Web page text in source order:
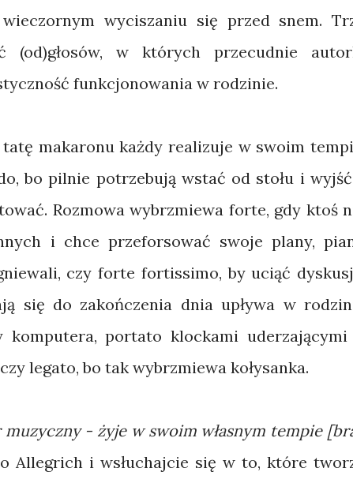
wyciszaniu się przed snem.
(od)głosów, w których przecudnie
funkcjonowania w rodzinie.
makaronu każdy realizuje w swoim
bo pilnie potrzebują wstać od stołu i
Rozmowa wybrzmiewa forte, gdy ktoś
i chce przeforsować swoje plany,
czy forte fortissimo, by uciąć
się do zakończenia dnia upływa w
portato klockami
legato, bo tak wybrzmiewa kołysanka.
- żyje w swoim własnym tempie
Allegrich i wsłuchajcie się w to, które